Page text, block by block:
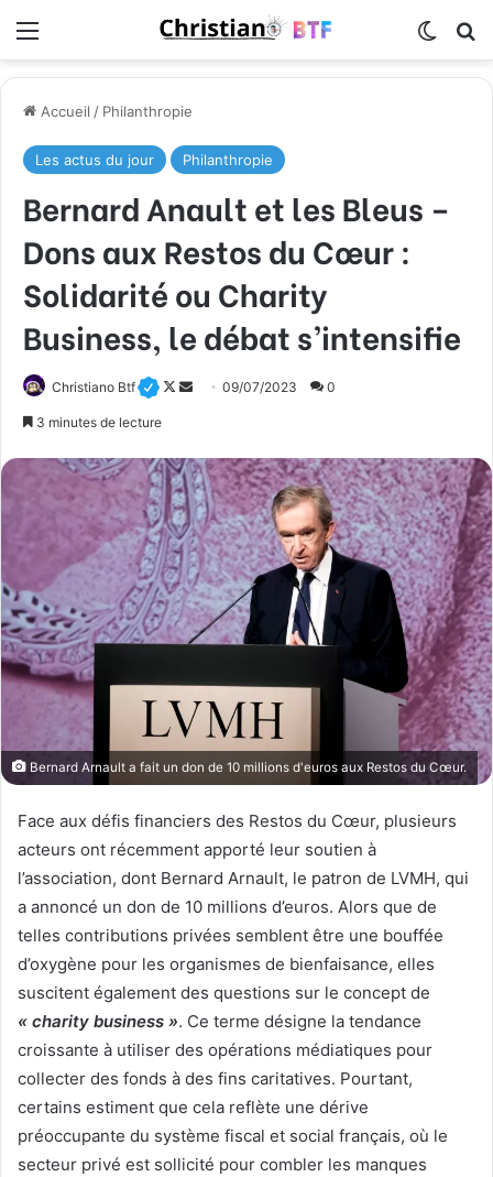
Accueil / Philanthropie
Les actus du jour Philanthropie
Bernard Anault et les Bleus –
Dons aux Restos du Cœur :
Solidarité ou Charity
Business, le débat s’intensifie
Christiano Btf
F
l
o
w
o
n
X
o
y
e
r
u
n
c
r
e
09/07/2023 0
3 minutes de lecture
Bernard Arnault a fait un don de 10 millions d'euros aux Restos du Cœur.
Face aux défis financiers des Restos du Cœur, plusieurs
acteurs ont récemment apporté leur soutien à
l’association, dont Bernard Arnault, le patron de LVMH, qui
a annoncé un don de 10 millions d’euros. Alors que de
telles contributions privées semblent être une bouffée
d’oxygène pour les organismes de bienfaisance, elles
suscitent également des questions sur le concept de
« charity business ». Ce terme désigne la tendance
croissante à utiliser des opérations médiatiques pour
collecter des fonds à des fins caritatives. Pourtant,
certains estiment que cela reflète une dérive
préoccupante du système fiscal et social français, où le
secteur privé est sollicité pour combler les manques